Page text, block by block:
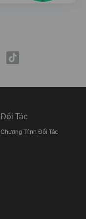
Đối Tác
Chương Trình Đối Tác